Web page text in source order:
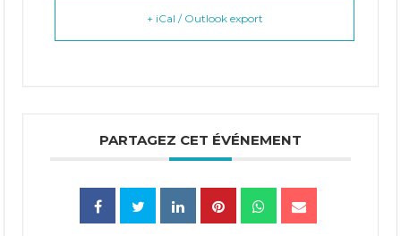
+ iCal / Outlook export
PARTAGEZ CET ÉVÉNEMENT